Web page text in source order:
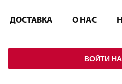
ДОСТАВКА О НАС
ВОЙТИ